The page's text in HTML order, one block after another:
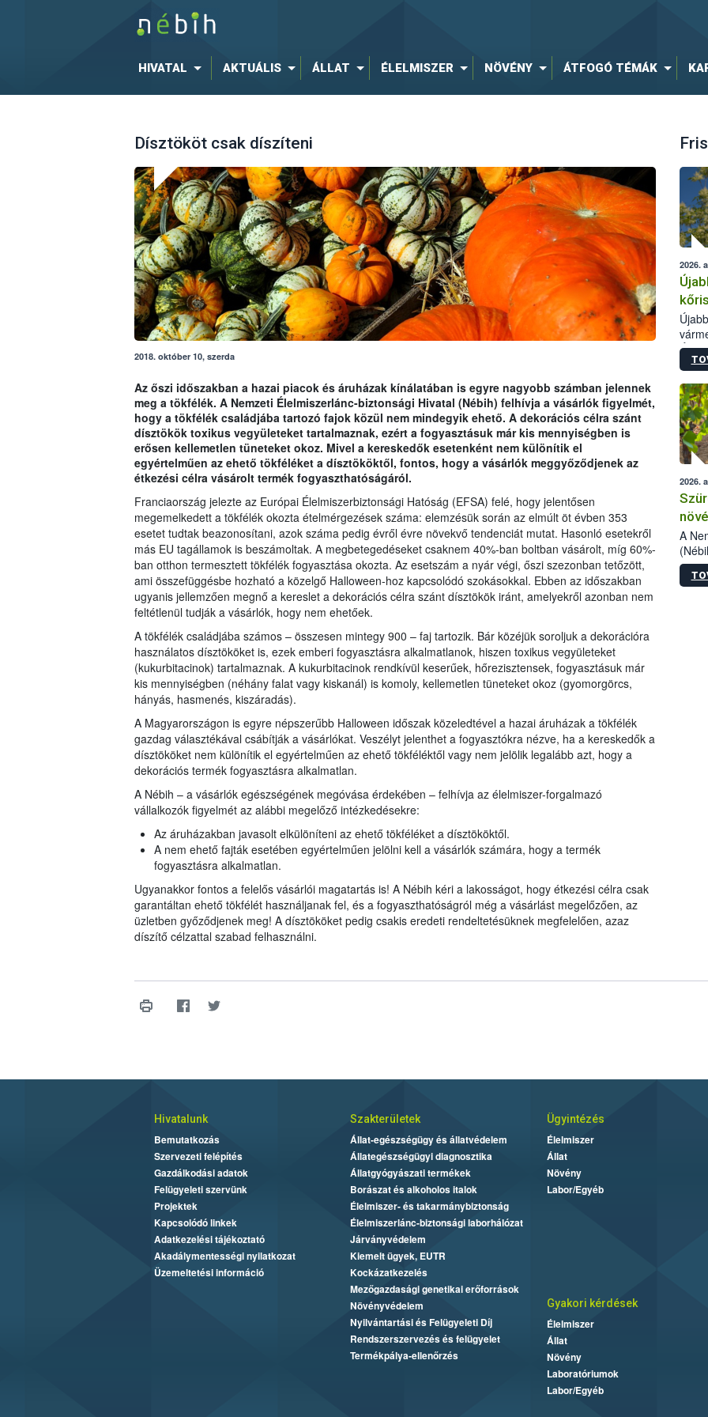
HIVATAL AKTUÁLIS ÁLLAT ÉLELMISZER NÖVÉNY ÁTFOGÓ TÉMÁK
Dísztököt csak díszíteni
2018. október 10, szerda
Az őszi időszakban a hazai piacok és áruházak kínálatában is egyre nagyobb számban jelennek
meg a tökfélék. A Nemzeti Élelmiszerlánc-biztonsági Hivatal (Nébih) felhívja a vásárlók figyelmét,
hogy a tökfélék családjába tartozó fajok közül nem mindegyik ehető. A dekorációs célra szánt
dísztökök toxikus vegyületeket tartalmaznak, ezért a fogyasztásuk már kis mennyiségben is
erősen kellemetlen tüneteket okoz. Mivel a kereskedők esetenként nem különítik el
egyértelműen az ehető tökféléket a dísztököktől, fontos, hogy a vásárlók meggyőződjenek az
étkezési célra vásárolt termék fogyaszthatóságáról.
Franciaország jelezte az Európai Élelmiszerbiztonsági Hatóság (EFSA) felé, hogy jelentősen
megemelkedett a tökfélék okozta ételmérgezések száma: elemzésük során az elmúlt öt évben 353
esetet tudtak beazonosítani, azok száma pedig évről évre növekvő tendenciát mutat. Hasonló esetekről
más EU tagállamok is beszámoltak. A megbetegedéseket csaknem 40%-ban boltban vásárolt, míg 60%-
ban otthon termesztett tökfélék fogyasztása okozta. Az esetszám a nyár végi, őszi szezonban tetőzött,
ami összefüggésbe hozható a közelgő Halloween-hoz kapcsolódó szokásokkal. Ebben az időszakban
ugyanis jellemzően megnő a kereslet a dekorációs célra szánt dísztökök iránt, amelyekről azonban nem
feltétlenül tudják a vásárlók, hogy nem ehetőek.
A tökfélék családjába számos – összesen mintegy 900 – faj tartozik. Bár közéjük soroljuk a dekorációra
használatos dísztököket is, ezek emberi fogyasztásra alkalmatlanok, hiszen toxikus vegyületeket
(kukurbitacinok) tartalmaznak. A kukurbitacinok rendkívül keserűek, hőrezisztensek, fogyasztásuk már
kis mennyiségben (néhány falat vagy kiskanál) is komoly, kellemetlen tüneteket okoz (gyomorgörcs,
hányás, hasmenés, kiszáradás).
A Magyarországon is egyre népszerűbb Halloween időszak közeledtével a hazai áruházak a tökfélék
gazdag választékával csábítják a vásárlókat. Veszélyt jelenthet a fogyasztókra nézve, ha a kereskedők a
dísztököket nem különítik el egyértelműen az ehető tökféléktől vagy nem jelölik legalább azt, hogy a
dekorációs termék fogyasztásra alkalmatlan.
A Nébih – a vásárlók egészségének megóvása érdekében – felhívja az élelmiszer-forgalmazó
vállalkozók figyelmét az alábbi megelőző intézkedésekre:
Az áruházakban javasolt elkülöníteni az ehető tökféléket a dísztököktől.
A nem ehető fajták esetében egyértelműen jelölni kell a vásárlók számára, hogy a termék
fogyasztásra alkalmatlan.
Ugyanakkor fontos a felelős vásárlói magatartás is! A Nébih kéri a lakosságot, hogy étkezési célra csak
garantáltan ehető tökfélét használjanak fel, és a fogyaszthatóságról még a vásárlást megelőzően, az
üzletben győződjenek meg! A dísztököket pedig csakis eredeti rendeltetésüknek megfelelően, azaz
díszítő célzattal szabad felhasználni.
2026.
2026.
A
Hivatalunk
Bemutatkozás
Szervezeti felépítés
Gazdálkodási adatok
Felügyeleti szervünk
Projektek
Kapcsolódó linkek
Adatkezelési tájékoztató
Akadálymentességi nyilatkozat
Üzemeltetési információ
Szakterületek
Állat-egészségügy és állatvédelem
Állategészségügyi diagnosztika
Állatgyógyászati termékek
Borászat és alkoholos italok
Élelmiszer- és takarmánybiztonság
Élelmiszerlánc-biztonsági laborhálózat
Járványvédelem
Kiemelt ügyek, EUTR
Kockázatkezelés
Mezőgazdasági genetikai erőforrások
Növényvédelem
Nyilvántartási és Felügyeleti Díj
Rendszerszervezés és felügyelet
Termékpálya-ellenőrzés
Ügyintézés
Élelmiszer
Állat
Növény
Labor/Egyéb
Gyakori kérdések
Élelmiszer
Állat
Növény
Laboratóriumok
Labor/Egyéb